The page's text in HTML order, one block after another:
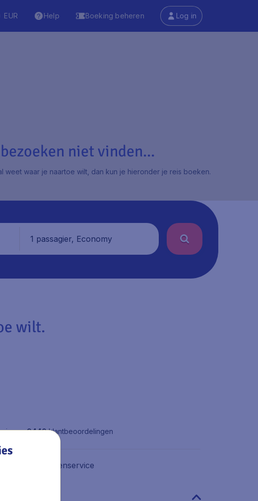
EUR Help Boeking beheren Log in
niet vinden...
weet waar je naartoe wilt, dan kun je hieronder je reis boeken.
1 passagier, Economy
wilt.
van9440klantbeoordelingen
Nr 1 in klantenservice